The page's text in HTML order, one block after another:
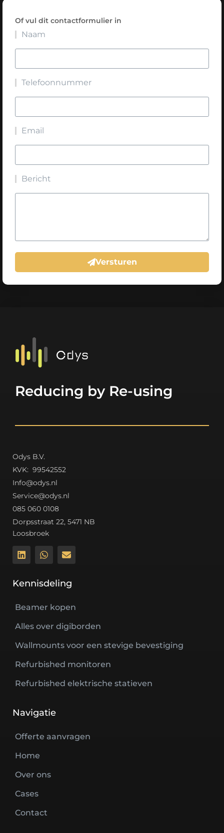
Of vul dit contactformulier in
Naam
Telefoonnummer
Email
Bericht
Versturen
Reducing by Re-using
Odys B.V.
KVK: 99542552
Info@odys.nl
Service@odys.nl
085 060 0108
Dorpsstraat 22, 5471 NB
Loosbroek
Kennisdeling
Beamer kopen
Alles over digiborden
Wallmounts voor een stevige bevestiging
Refurbished monitoren
Refurbished elektrische statieven
Navigatie
Offerte aanvragen
Home
Over ons
Cases
Contact